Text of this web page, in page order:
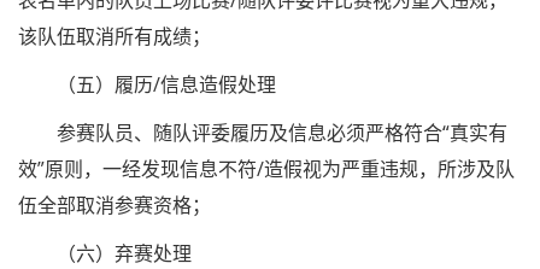
该队伍取消所有成绩；
（五）履历/信息造假处理
参赛队员、随队评委履历及信息必须严格符合“真实有
效”原则，一经发现信息不符/造假视为严重违规，所涉及队
伍全部取消参赛资格；
（六）弃赛处理